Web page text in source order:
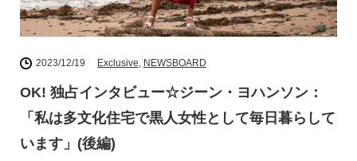
2023/12/19 Exclusive, NEWSBOARD
OK! 独占インタビュー☆ジーン・ヨハンソン：
「私は多文化住宅で黒人女性として毎日暮らして
います」(後編)